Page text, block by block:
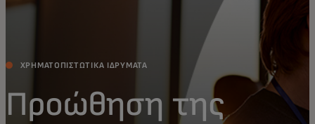
ΧΡΗΜΑΤΟΠΙΣΤΩΤΙΚΆ ΙΔΡΎΜΑΤΑ
Προώθηση της